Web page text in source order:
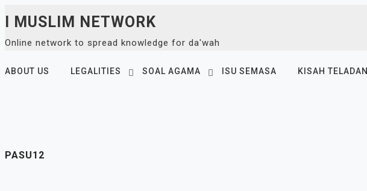
to
content
I MUSLIM NETWORK
Online network to spread knowledge for da'wah
ABOUT US LEGALITIES SOAL AGAMA ISU SEMASA KISAH TELADAN
PASU12